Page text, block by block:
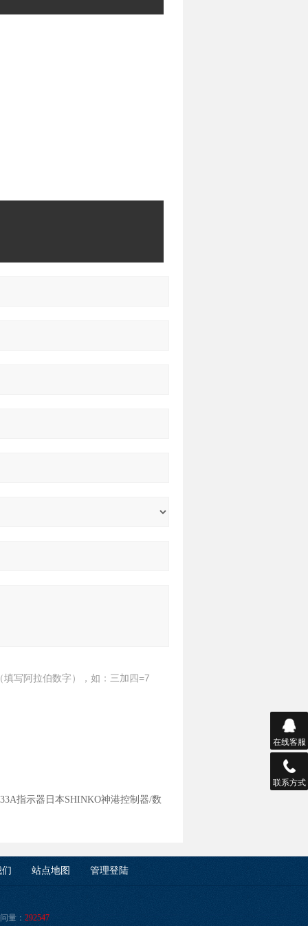
填写阿拉伯数字），如：三加四=7
指示器日本SHINKO神港控制器/数
站点地图 管理登陆
量： 292547
在线客服
联系方式